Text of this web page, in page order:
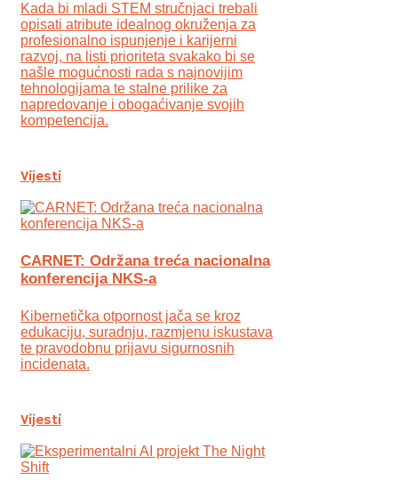
Kada bi mladi STEM stručnjaci trebali
opisati atribute idealnog okruženja za
profesionalno ispunjenje i karijerni
razvoj, na listi prioriteta svakako bi se
našle mogućnosti rada s najnovijim
tehnologijama te stalne prilike za
napredovanje i obogaćivanje svojih
kompetencija.
Vijesti
CARNET: Održana treća nacionalna
konferencija NKS-a
Kibernetička otpornost jača se kroz
edukaciju, suradnju, razmjenu iskustava
te pravodobnu prijavu sigurnosnih
incidenata.
Vijesti